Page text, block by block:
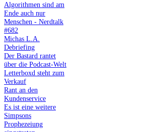
Algorithmen sind am
Ende auch nur
Menschen - Nerdtalk
#682
Michas L.A.
Debriefing
Der Bastard rantet
über die Podcast-Welt
Letterboxd steht zum
Verkauf
Rant an den
Kundenservice
Es ist eine weitere
Simpsons
Prophezeiung